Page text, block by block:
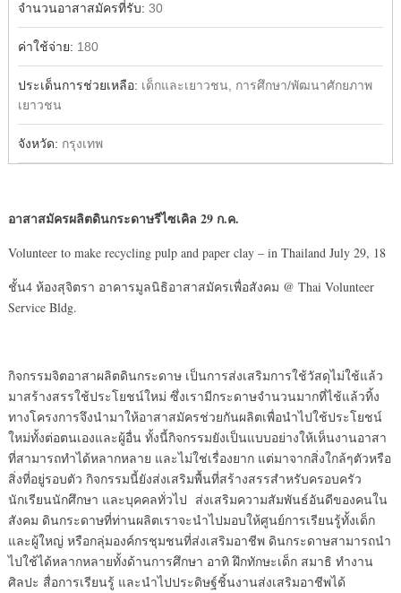
จำนวนอาสาสมัครที่รับ: 30
ค่าใช้จ่าย: 180
ประเด็นการช่วยเหลือ: เด็กและเยาวชน, การศึกษา/พัฒนาศักยภาพ
เยาวชน
จังหวัด: กรุงเทพ
อาสาสมัครผลิตดินกระดาษรีไซเคิล 29 ก.ค.
Volunteer to make recycling pulp and paper clay – in Thailand July 29, 18
ชั้น4 ห้องสุจิตรา อาคารมูลนิธิอาสาสมัครเพื่อสังคม @ Thai Volunteer
Service Bldg.
กิจกรรมจิตอาสาผลิตดินกระดาษ เป็นการส่งเสริมการใช้วัสดุไม่ใช้แล้ว
มาสร้างสรรใช้ประโยชน์ใหม่ ซึ่งเรามีกระดาษจำนวนมากที่ไช้แล้วทิ้ง
ทางโครงการจึงนำมาให้อาสาสมัครช่วยกันผลิตเพื่อนำไปใช้ประโยชน์
ใหม่ทั้งต่อตนเองและผู้อื่น ทั้งนี้กิจกรรมยังเป็นแบบอย่างให้เห็นงานอาสา
ที่สามารถทำได้หลากหลาย และไม่ใช่เรื่องยาก แต่มาจากสิ่งใกล้ๆตัวหรือ
สิ่งที่อยู่รอบตัว กิจกรรมนี้ยังส่งเสริมพื้นที่สร้างสรรสำหรับครอบครัว
นักเรียนนักศึกษา และบุคคลทั่วไป ส่งเสริมความสัมพันธ์อันดีของคนใน
สังคม ดินกระดาษที่ท่านผลิตเราจะนำไปมอบให้ศูนย์การเรียนรู้ทั้งเด็ก
และผู้ใหญ่ หรือกลุ่มองค์กรชุมชนที่ส่งเสริมอาชีพ ดินกระดาษสามารถนำ
ไปใช้ได้หลากหลายทั้งด้านการศึกษา อาทิ ฝึกทักษะเด็ก สมาธิ ทำงาน
ศิลปะ สื่อการเรียนรู้ และนำไปประดิษฐ์ชิ้นงานส่งเสริมอาชีพได้